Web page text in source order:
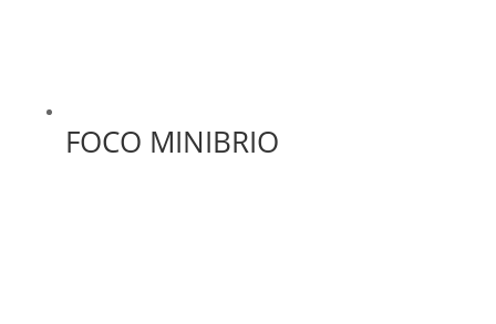
FOCO MINIBRIO